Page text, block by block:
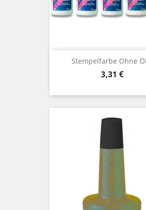
Stempelfarbe Ohne
Preis
3,31 €